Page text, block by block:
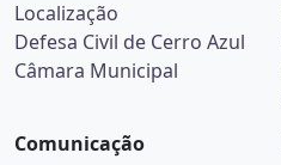
Localização
Defesa Civil de Cerro Azul
Câmara Municipal
Comunicação